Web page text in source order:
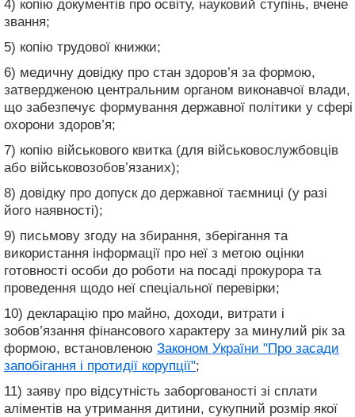
4) копію документів про освіту, науковий ступінь, вчене
звання;
5) копію трудової книжки;
6) медичну довідку про стан здоров’я за формою,
затвердженою центральним органом виконавчої влади,
що забезпечує формування державної політики у сфері
охорони здоров’я;
7) копію військового квитка (для військовослужбовців
або військовозобов’язаних);
8) довідку про допуск до державної таємниці (у разі
його наявності);
9) письмову згоду на збирання, зберігання та
використання інформації про неї з метою оцінки
готовності особи до роботи на посаді прокурора та
проведення щодо неї спеціальної перевірки;
10) декларацію про майно, доходи, витрати і
зобов’язання фінансового характеру за минулий рік за
формою, встановленою Законом України "Про засади
запобігання і протидії корупції";
11) заяву про відсутність заборгованості зі сплати
аліментів на утримання дитини, сукупний розмір якої